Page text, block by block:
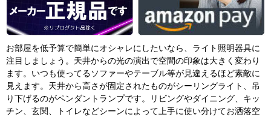
お部屋を低予算で簡単にオシャレにしたいなら、ライト照明器具に
注目しましょう。天井からの光の演出で空間の印象は大きく変わり
ます。いつも使ってるソファーやテーブル等が見違えるほど素敵に
見えます。天井から高さが固定されたものがシーリングライト、吊
り下げるのがペンダントランプです。リビングやダイニング、キッ
チン、玄関、トイレなどシーンによって上手に使い分けてお洒落空